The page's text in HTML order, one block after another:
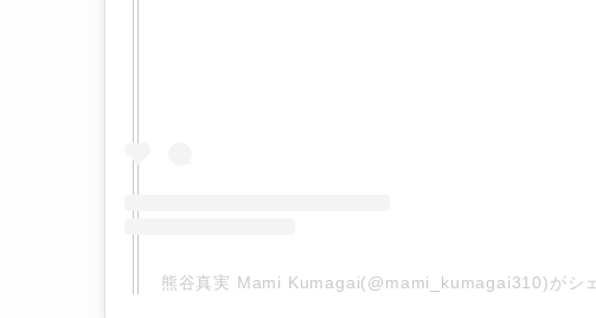
熊谷真実 Mami Kumagai(@mami_kumagai310)がシ